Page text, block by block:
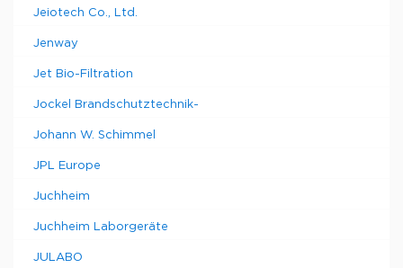
Jeiotech Co., Ltd.
Jenway
Jet Bio-Filtration
Jockel Brandschutztechnik-
Johann W. Schimmel
JPL Europe
Juchheim
Juchheim Laborgeräte
JULABO